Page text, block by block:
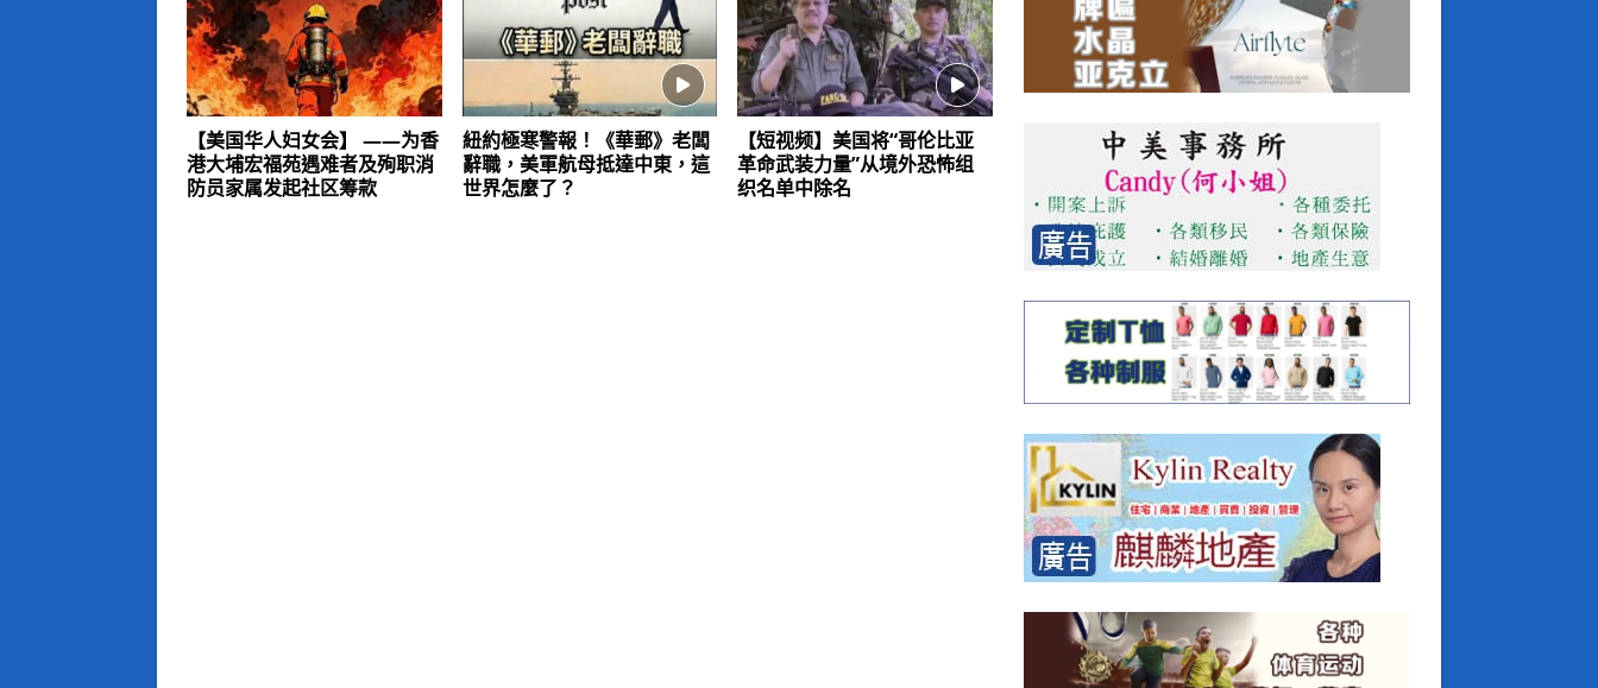
【美国华人妇女会】 ——为香
港大埔宏福苑遇难者及殉职消
防员家属发起社区筹款
紐約極寒警報！《華郵》老闆
辭職，美軍航母抵達中東，這
世界怎麼了？
【短视频】美国将“哥伦比亚
革命武装力量”从境外恐怖组
织名单中除名